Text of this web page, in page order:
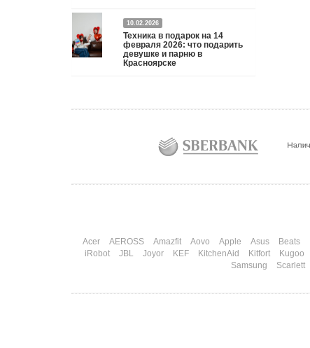
Двадцать третье февраля — праздник, на который
мужчины делают вид, что им все равно. А потом
три дня рассказывают коллегам, какую колонку /
приставку / камеру им подарили. Не верьте
словам — верьте глазам, которые загораются при
10.02.2026
Техника в подарок на 14
февраля 2026: что подарить
девушке и парню в
Красноярске
коллеги скидываются «на что-нибудь мужское» к
самый коварный: дарить нужно обоим, а
промахнуться нельзя ни с одним
Acer AEROSS Amazfit Aovo Apple Asus Beats
iRobot
JBL Joyor KEF KitchenAid Kitfort Kugoo
Samsung
Scarlett